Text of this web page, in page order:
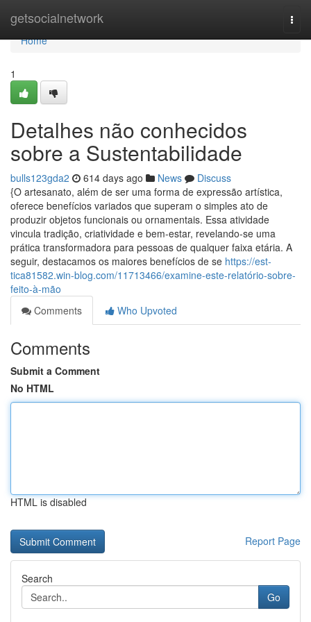
getsocialnetwork
Home
Home
1
Detalhes não conhecidos
sobre a Sustentabilidade
bulls123gda2 614 days ago News
Discuss
{O artesanato, além de ser uma forma de expressão artística,
oferece benefícios variados que superam o simples ato de
produzir objetos funcionais ou ornamentais. Essa atividade
vincula tradição, criatividade e bem-estar, revelando-se uma
prática transformadora para pessoas de qualquer faixa etária. A
seguir, destacamos os maiores benefícios de se https://est-
tica81582.win-blog.com/11713466/examine-este-relatório-sobre-
feito-à-mão
Comments
Who Upvoted
Comments
Submit a Comment
No HTML
HTML is disabled
Report Page
Search
Go